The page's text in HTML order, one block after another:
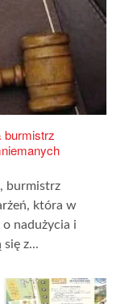
burmistrz
burmistrz
która w
o nadużycia i
z...